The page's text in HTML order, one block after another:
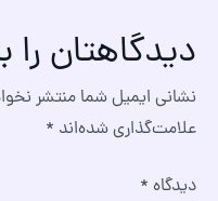
دیدگاهتان را
نشانی ایمیل شما منتشر
علامت‌گذاری شده‌اند *
دیدگاه *